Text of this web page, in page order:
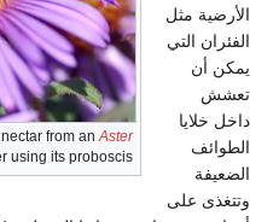
from an Aster
using its proboscis.
الأرضية مثل
الفئران التي
يمكن أن
تعشش
داخل خلايا
الطوائف
الضعيفة
وتتغذى على